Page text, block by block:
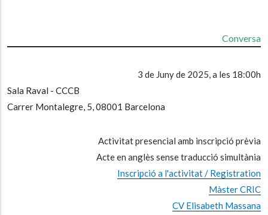
Conversa
3 de Juny de 2025, a les 18:00h
Sala Raval - CCCB
Carrer Montalegre, 5, 08001 Barcelona
Activitat presencial amb inscripció prèvia
Acte en anglès sense traducció simultània
Inscripció a l'activitat / Registration
Màster CRIC
CV Elisabeth Massana